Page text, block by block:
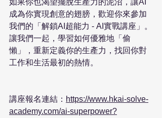
如果你也渴望擺脫生產力的泥沼，讓AI
成為你實現創意的翅膀，歡迎你來參加
我們的「解鎖AI超能力 - AI實戰講座」。
讓我們一起，學習如何優雅地「偷
懶」，重新定義你的生產力，找回你對
工作和生活最初的熱情。
講座報名連結： https://www.hkai-solve-
academy.com/ai-superpower?